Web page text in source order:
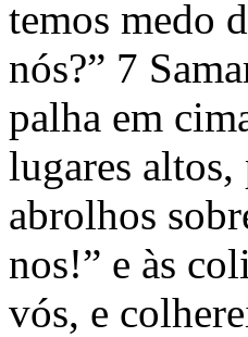
temos medo
nós?” 7
palha em
lugares altos,
abrolhos
nos!” e às
vós, e